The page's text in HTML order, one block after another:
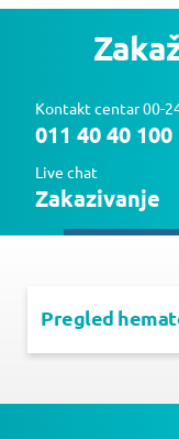
Kontakt centar 00-
011 40 40 100
Live chat
Zakazivanje
Pregled